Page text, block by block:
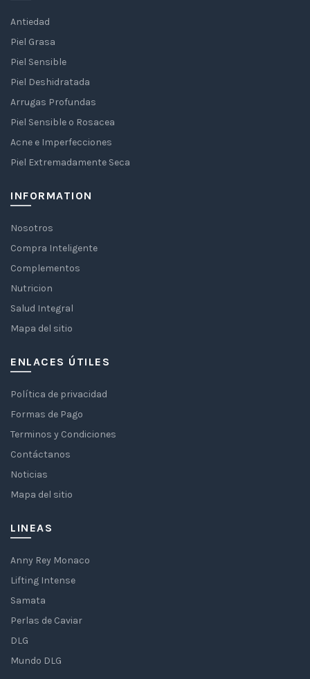
Antiedad
Piel Grasa
Piel Sensible
Piel Deshidratada
Arrugas Profundas
Piel Sensible o Rosacea
Acne e Imperfecciones
Piel Extremadamente Seca
INFORMATION
Nosotros
Compra Inteligente
Complementos
Nutricion
Salud Integral
Mapa del sitio
ENLACES ÚTILES
Política de privacidad
Formas de Pago
Terminos y Condiciones
Contáctanos
Noticias
Mapa del sitio
LINEAS
Anny Rey Monaco
Lifting Intense
Samata
Perlas de Caviar
DLG
Mundo DLG